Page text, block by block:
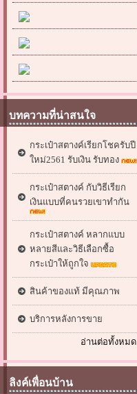
บทความที่น่าสนใจ
กระเป๋าสตางค์เรียกโชครับปี
ใหม่2561 รับเงิน รับทอง
กระเป๋าสตางค์ กับวิธีเรียก
เงินแบบที่คนรวยเขาทำกัน
กระเป๋าสตางค์ หลากแบบ
หลายสีและวิธีเลือกซื้อ
กระเป๋าให้ถูกใจ
สินค้าของแท้ มีคุณภาพ
บริการหลังการขาย
อ่านต่อทั้งหมด
ลิงค์เพื่อนบ้าน